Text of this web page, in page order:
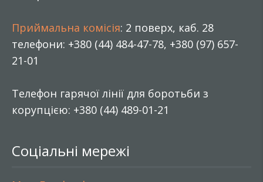
Приймальна комісія: 2 поверх, каб. 28
телефони: +380 (44) 484-47-78, +380 (97) 657-
21-01
Телефон гарячої лінії для боротьби з
корупцією: +380 (44) 489-01-21
Соціальні мережі